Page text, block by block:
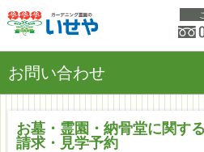
お問い合わせ
お墓・霊園・納骨堂に関す
請求・見学予約